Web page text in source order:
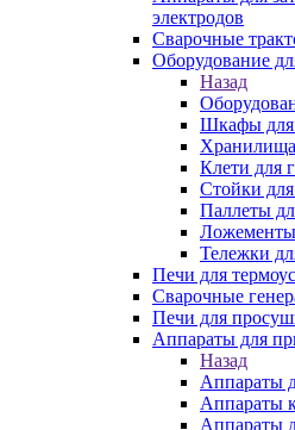
электродов
Сварочные
Оборудование
Назад
Шкафы для
Хранилища
Клети для
Стойки
Паллеты
Ложементы
Тележки
Печи для
Сварочные
Печи для
Аппараты для
Назад
Аппараты
Аппараты
Аппараты